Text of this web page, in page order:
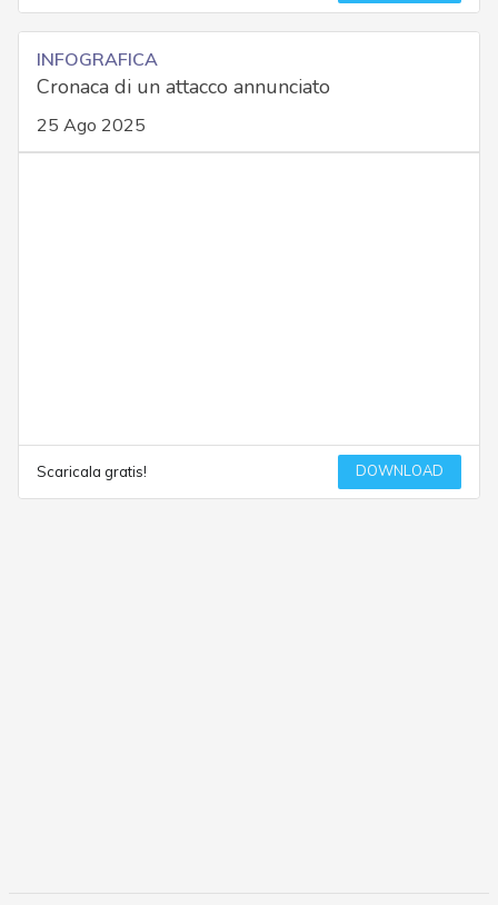
INFOGRAFICA
Cronaca di un attacco annunciato
25 Ago 2025
Scaricala gratis! DOWNLOAD